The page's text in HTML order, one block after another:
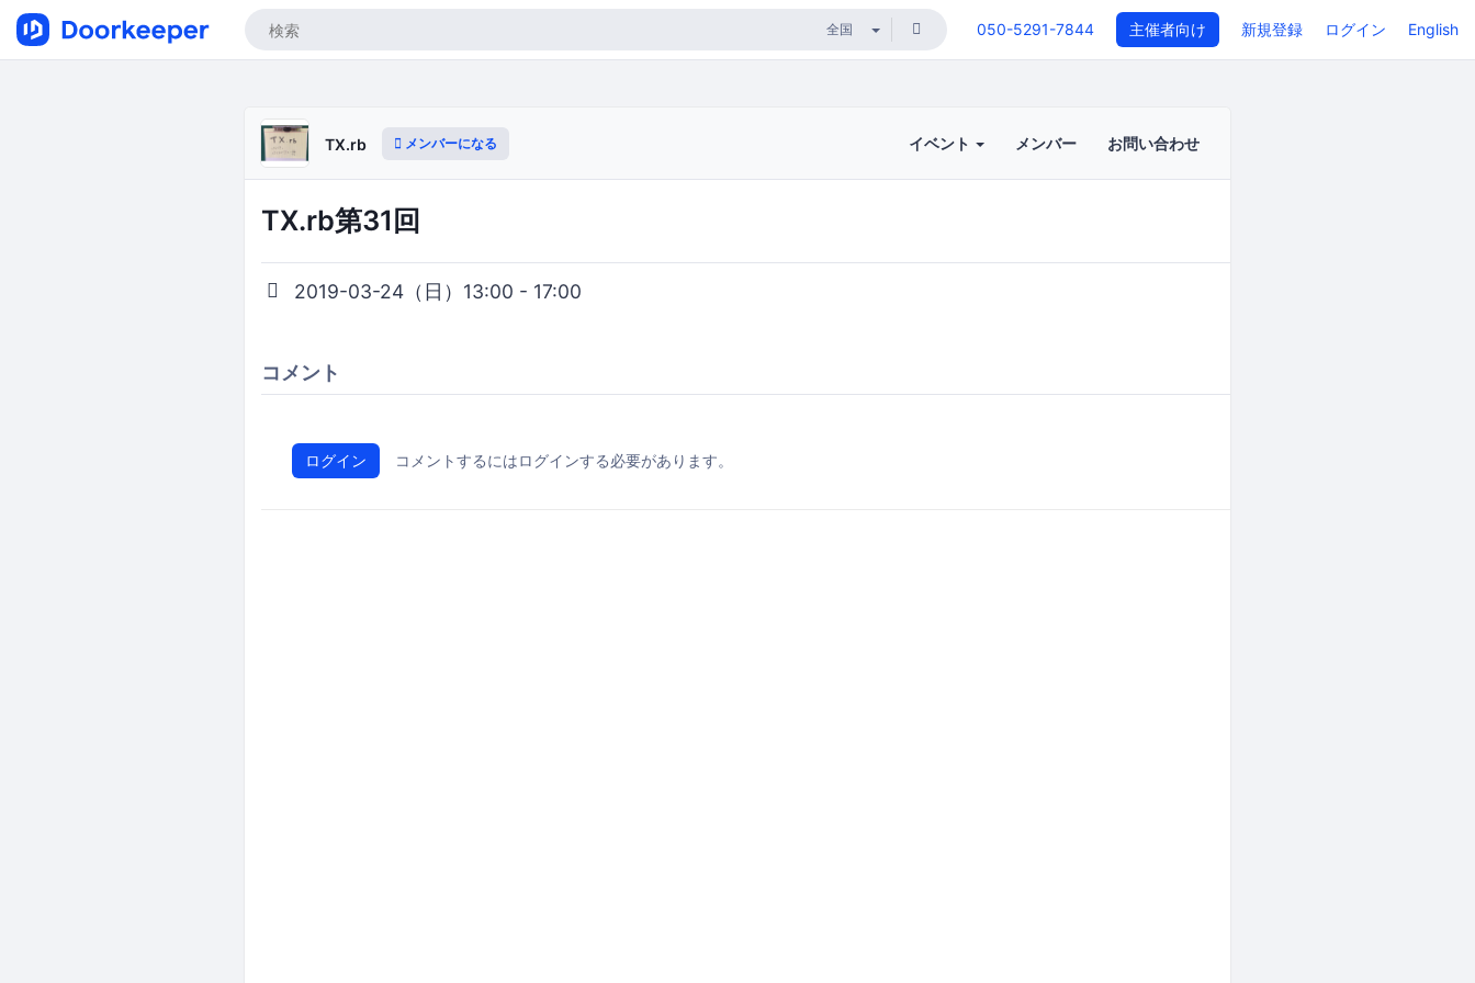
050-5291-7844 主催者向け 新規登録 ログイン English
TX.rb メンバーになる イベント メンバー お問い合わせ
TX.rb第31回
2019-03-24（日）13:00 - 17:00
コメント
ログイン コメントするにはログインする必要があります。